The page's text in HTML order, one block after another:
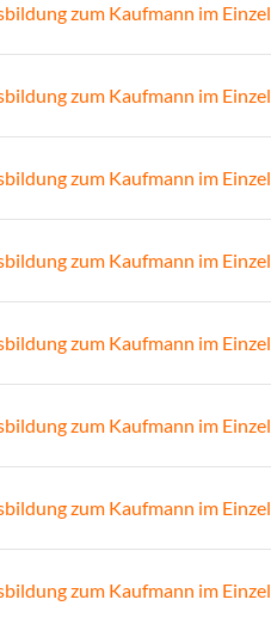
zum Kaufmann im
zum Kaufmann im
zum Kaufmann im
zum Kaufmann im
zum Kaufmann im
zum Kaufmann im
zum Kaufmann im
zum Kaufmann im